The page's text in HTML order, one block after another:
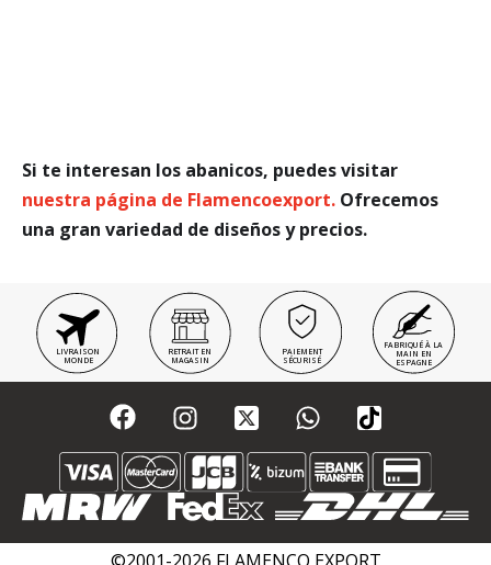
Si te interesan los abanicos, puedes visitar
nuestra página de Flamencoexport. Ofrecemos
una gran variedad de diseños y precios.
LIVRAISON
MONDE
RETRAIT EN
MAGASIN
PAIEMENT
SÉCURISÉ
FABRIQUÉ À LA
MAIN EN
ESPAGNE